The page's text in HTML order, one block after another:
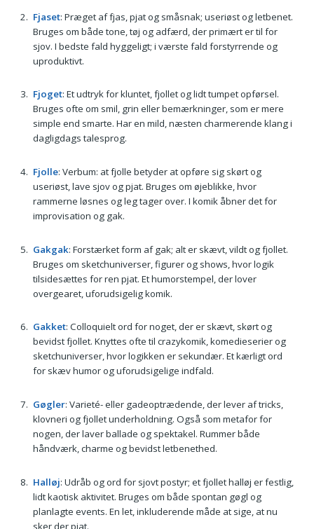
Fjaset: Præget af fjas, pjat og småsnak; useriøst og letbenet.
Bruges om både tone, tøj og adfærd, der primært er til for
sjov. I bedste fald hyggeligt; i værste fald forstyrrende og
uproduktivt.
Fjoget: Et udtryk for kluntet, fjollet og lidt tumpet opførsel.
Bruges ofte om smil, grin eller bemærkninger, som er mere
simple end smarte. Har en mild, næsten charmerende klang i
dagligdags talesprog.
Fjolle: Verbum: at fjolle betyder at opføre sig skørt og
useriøst, lave sjov og pjat. Bruges om øjeblikke, hvor
rammerne løsnes og leg tager over. I komik åbner det for
improvisation og gak.
Gakgak: Forstærket form af gak; alt er skævt, vildt og fjollet.
Bruges om sketchuniverser, figurer og shows, hvor logik
tilsidesættes for ren pjat. Et humorstempel, der lover
overgearet, uforudsigelig komik.
Gakket: Colloquielt ord for noget, der er skævt, skørt og
bevidst fjollet. Knyttes ofte til crazykomik, komedieserier og
sketchuniverser, hvor logikken er sekundær. Et kærligt ord
for skæv humor og uforudsigelige indfald.
Gøgler: Varieté- eller gadeoptrædende, der lever af tricks,
klovneri og fjollet underholdning. Også som metafor for
nogen, der laver ballade og spektakel. Rummer både
håndværk, charme og bevidst letbenethed.
Halløj: Udråb og ord for sjovt postyr; et fjollet halløj er festlig,
lidt kaotisk aktivitet. Bruges om både spontan gøgl og
planlagte events. En let, inkluderende måde at sige, at nu
sker der pjat.